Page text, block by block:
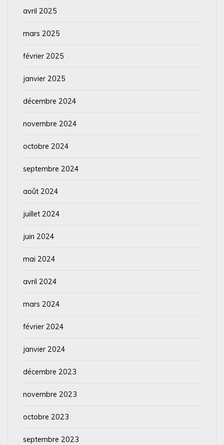
avril 2025
mars 2025
février 2025
janvier 2025
décembre 2024
novembre 2024
octobre 2024
septembre 2024
août 2024
juillet 2024
juin 2024
mai 2024
avril 2024
mars 2024
février 2024
janvier 2024
décembre 2023
novembre 2023
octobre 2023
septembre 2023